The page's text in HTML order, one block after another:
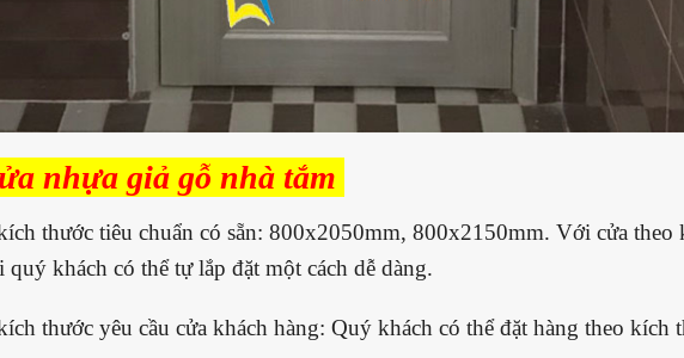
nhựa giả gỗ nhà tắm
thước tiêu chuẩn có sẵn: 800x2050mm, 800x2150mm. Với cửa theo
quý khách có thể tự lắp đặt một cách dễ dàng.
thước yêu cầu cửa khách hàng: Quý khách có thể đặt hàng theo kích